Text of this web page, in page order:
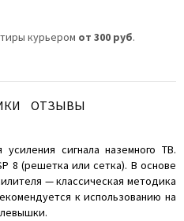
курьером от 300 руб.
ОТЗЫВЫ
сигнала наземного ТВ.
8 (решетка или сетка). В основе
— классическая методика
к использованию на